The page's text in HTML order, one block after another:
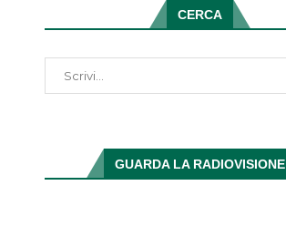
CERCA
GUARDA LA RADIOVISIONE